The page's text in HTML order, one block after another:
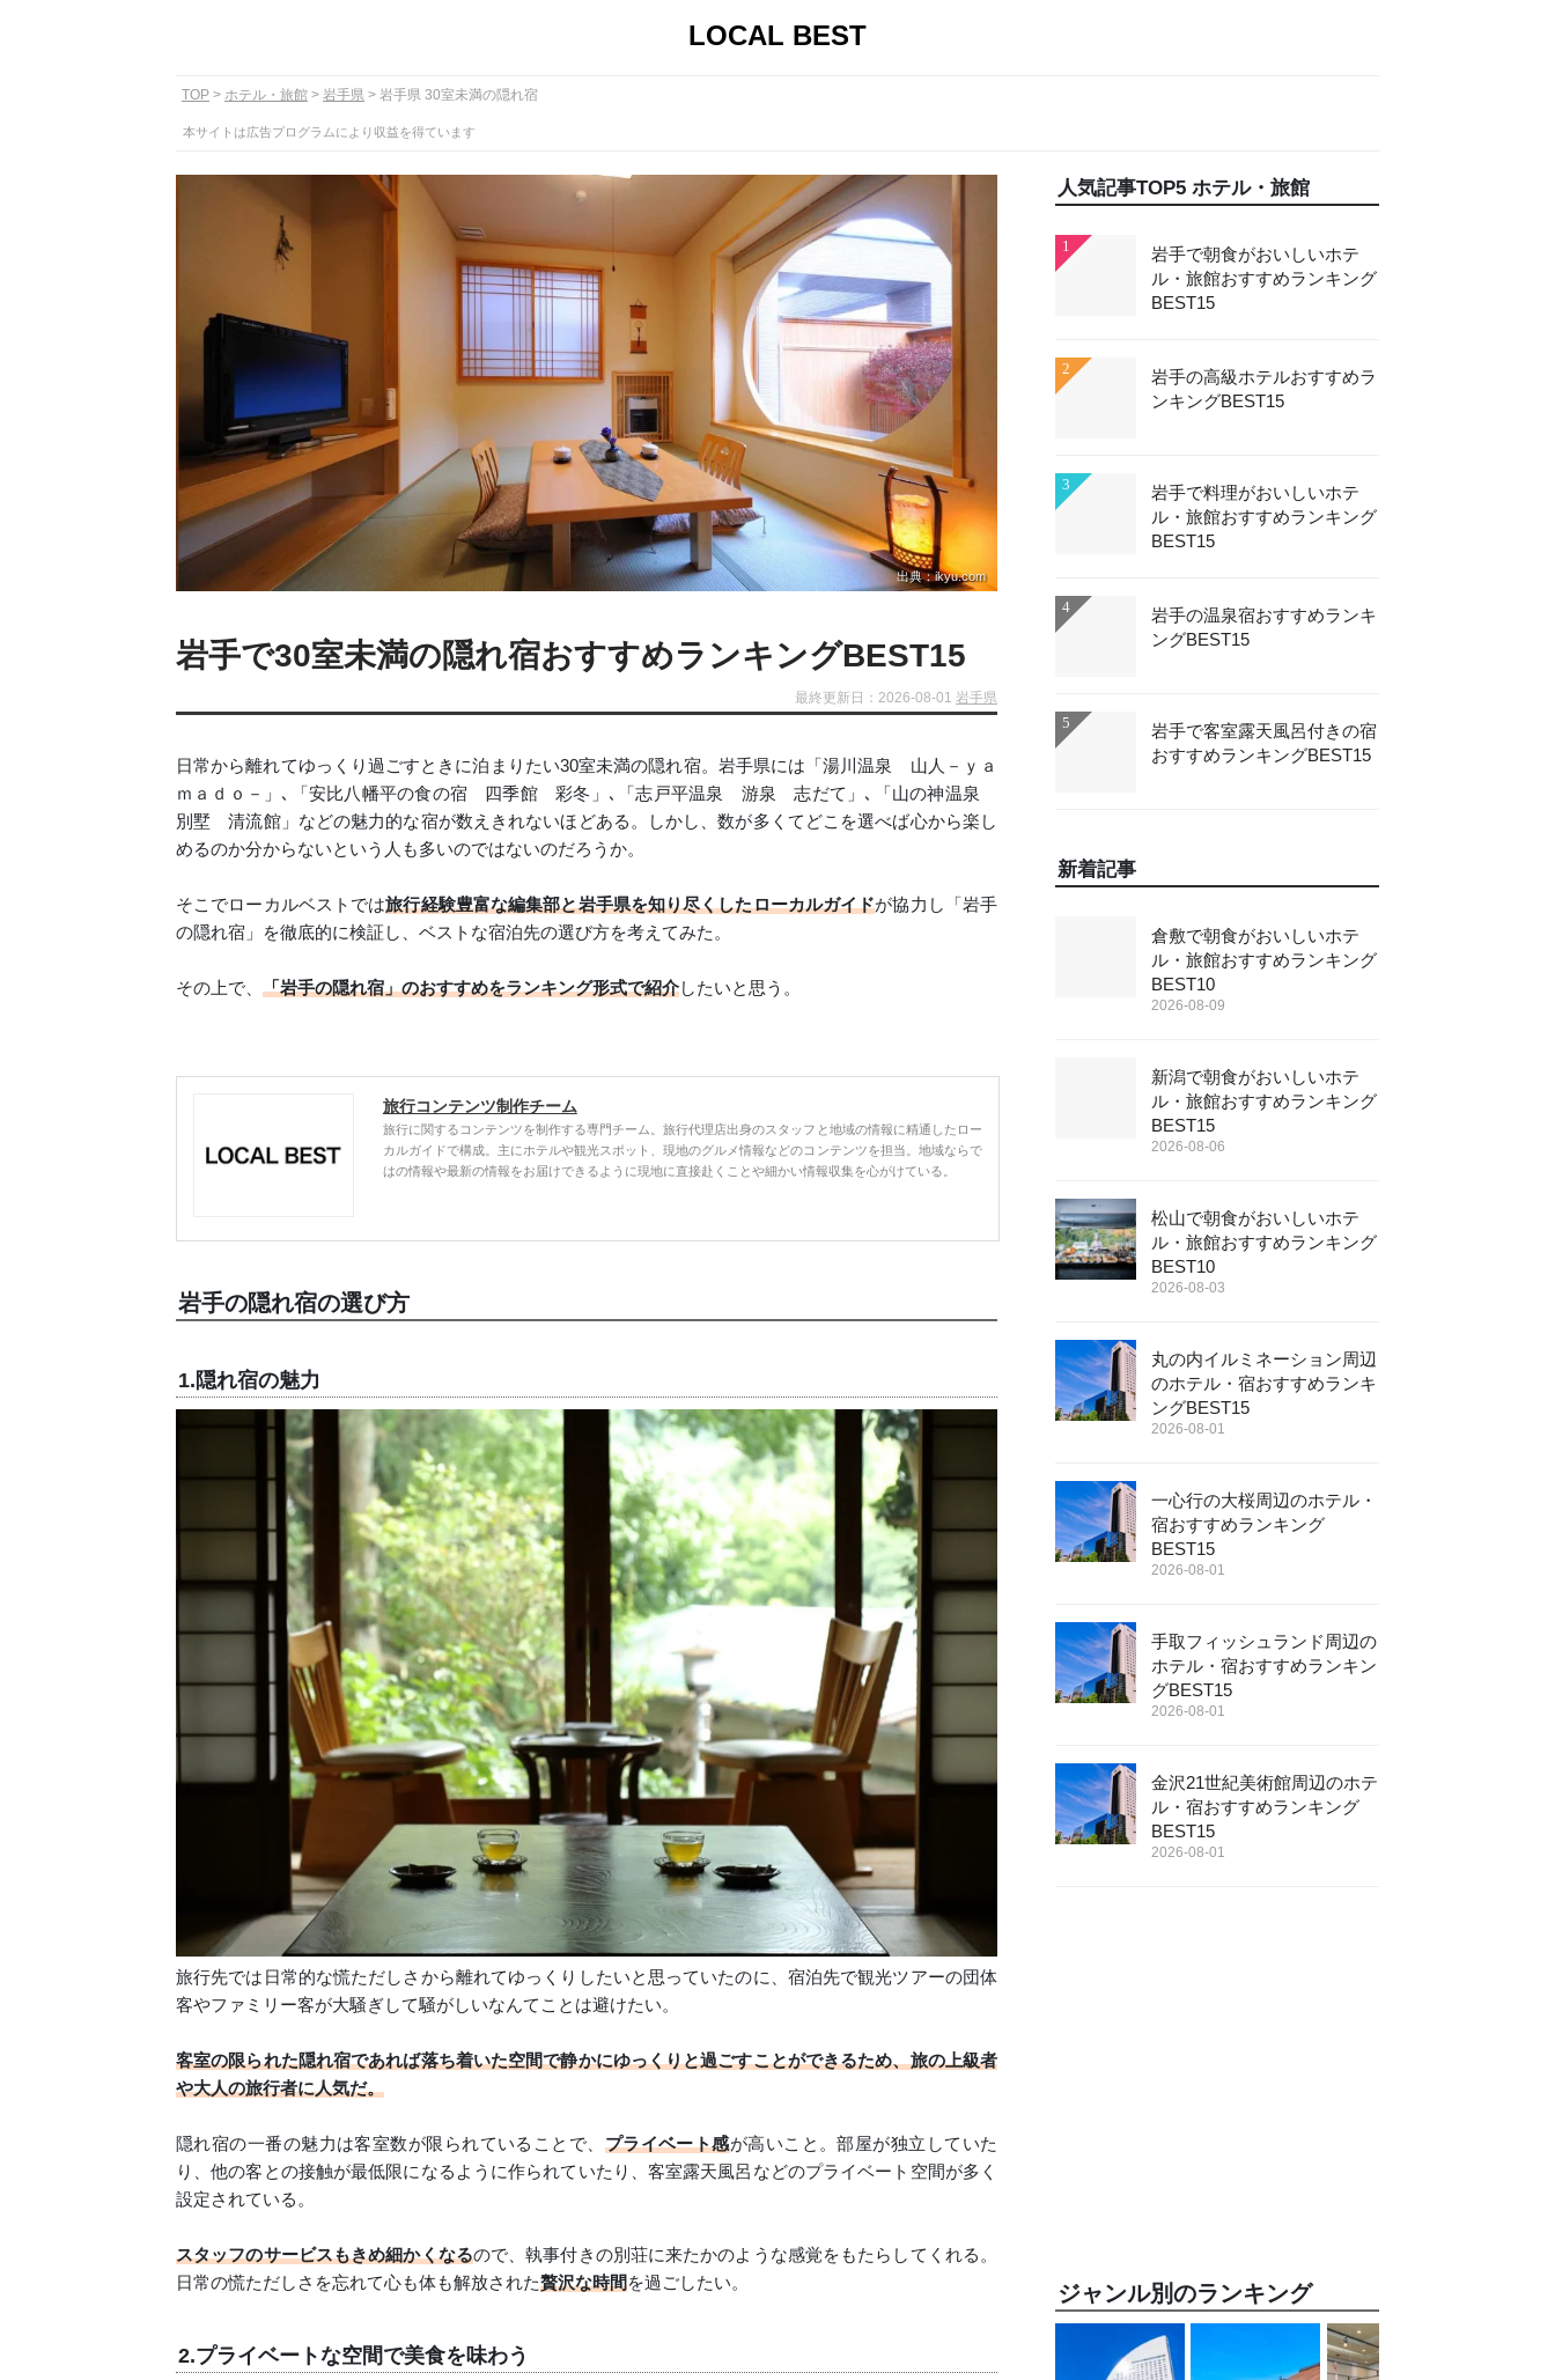
LOCAL BEST
TOP ホテル・旅館 岩手県 岩手県 30室未満の隠れ宿
本サイトは広告プログラムにより収益を得ています
出典：ikyu.com
岩手で30室未満の隠れ宿おすすめランキングBEST15
最終更新日：2026-08-01 岩手県
日常から離れてゆっくり過ごすときに泊まりたい30室未満の隠れ宿。岩手県には「湯川温泉 山人－ｙａ
ｍａｄｏ－」､「安比八幡平の食の宿 四季館 彩冬」､「志戸平温泉 游泉 志だて」､「山の神温泉
別墅 清流館」などの魅力的な宿が数えきれないほどある。しかし、数が多くてどこを選べば心から楽し
めるのか分からないという人も多いのではないのだろうか。
そこでローカルベストでは旅行経験豊富な編集部と岩手県を知り尽くしたローカルガイドが協力し「岩手
の隠れ宿」を徹底的に検証し、ベストな宿泊先の選び方を考えてみた。
その上で、 「岩手の隠れ宿」のおすすめをランキング形式で紹介したいと思う。
旅行コンテンツ制作チーム
旅行に関するコンテンツを制作する専門チーム。旅行代理店出身のスタッフと地域の情報に精通したロー
カルガイドで構成。主にホテルや観光スポット、現地のグルメ情報などのコンテンツを担当。地域ならで
はの情報や最新の情報をお届けできるように現地に直接赴くことや細かい情報収集を心がけている。
岩手の隠れ宿の選び方
1.隠れ宿の魅力
旅行先では日常的な慌ただしさから離れてゆっくりしたいと思っていたのに、宿泊先で観光ツアーの団体
客やファミリー客が大騒ぎして騒がしいなんてことは避けたい。
客室の限られた隠れ宿であれば落ち着いた空間で静かにゆっくりと過ごすことができるため、旅の上級者
や大人の旅行者に人気だ。
隠れ宿の一番の魅力は客室数が限られていることで、 プライベート感が高いこと。部屋が独立していた
り、他の客との接触が最低限になるように作られていたり、客室露天風呂などのプライベート空間が多く
設定されている。
スタッフのサービスもきめ細かくなるので、執事付きの別荘に来たかのような感覚をもたらしてくれる。
日常の慌ただしさを忘れて心も体も解放された贅沢な時間を過ごしたい。
2.プライベートな空間で美食を味わう
人気記事TOP5 ホテル・旅館
1
岩手で朝食がおいしいホテ
ル・旅館おすすめランキング
BEST15
2
岩手の高級ホテルおすすめラ
ンキングBEST15
3
岩手で料理がおいしいホテ
ル・旅館おすすめランキング
BEST15
4
岩手の温泉宿おすすめランキ
ングBEST15
5
岩手で客室露天風呂付きの宿
おすすめランキングBEST15
新着記事
倉敷で朝食がおいしいホテ
ル・旅館おすすめランキング
BEST10
2026-08-09
新潟で朝食がおいしいホテ
ル・旅館おすすめランキング
BEST15
2026-08-06
松山で朝食がおいしいホテ
ル・旅館おすすめランキング
BEST10
2026-08-03
丸の内イルミネーション周辺
のホテル・宿おすすめランキ
ングBEST15
2026-08-01
一心行の大桜周辺のホテル・
宿おすすめランキング
BEST15
2026-08-01
手取フィッシュランド周辺の
ホテル・宿おすすめランキン
グBEST15
2026-08-01
金沢21世紀美術館周辺のホテ
ル・宿おすすめランキング
BEST15
2026-08-01
ジャンル別のランキング